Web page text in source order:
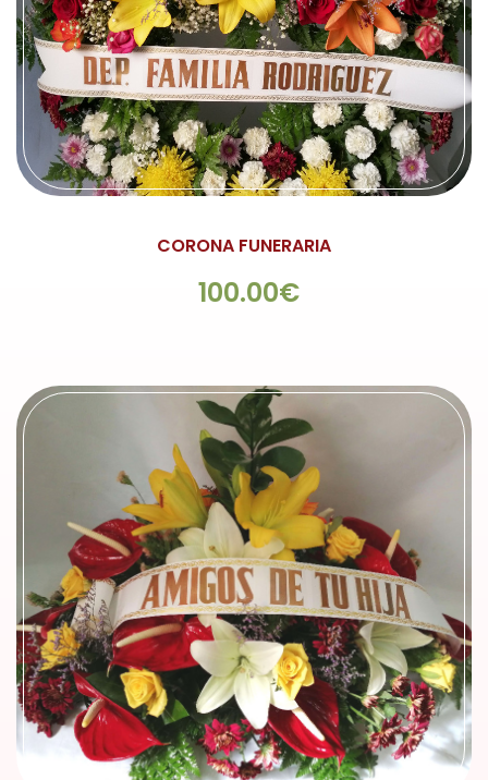
CORONA FUNERARIA
100.00€